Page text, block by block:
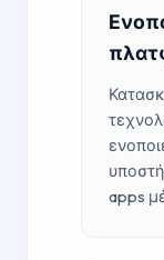
apps